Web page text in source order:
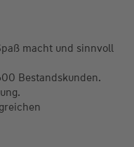
macht und sinnvoll
Bestandskunden.